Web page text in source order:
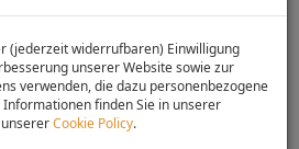
Böheimkirchen, Betriebsgebiet
(jederzeit widerrufbaren) Einwilligung
unserer Website sowie zur
verwenden, die dazu personenbezogene
finden Sie in unserer
Cookie Policy.